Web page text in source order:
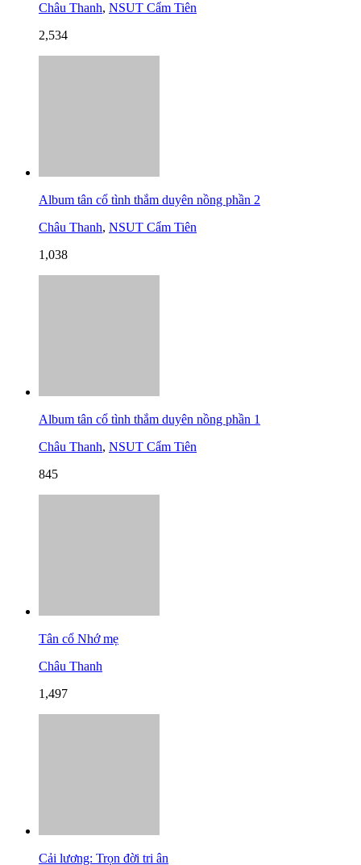
Châu Thanh, NSUT Cẩm Tiên
2,534
Album tân cổ tình thắm duyên nồng phần 2
Châu Thanh, NSUT Cẩm Tiên
1,038
Album tân cổ tình thắm duyên nồng phần 1
Châu Thanh, NSUT Cẩm Tiên
845
Tân cổ Nhớ mẹ
Châu Thanh
1,497
Cải lương: Trọn đời tri ân